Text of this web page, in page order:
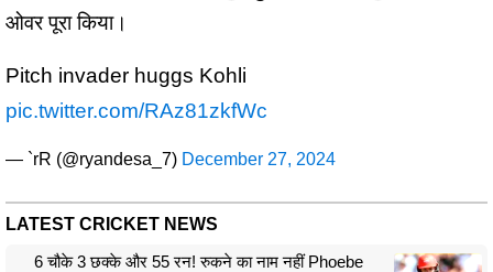
ओवर पूरा किया।
Pitch invader huggs Kohli
pic.twitter.com/RAz81zkfWc
— `rR (@ryandesa_7) December 27, 2024
LATEST CRICKET NEWS
6 चौके 3 छक्के और 55 रन! रुकने का नाम नहीं Phoebe